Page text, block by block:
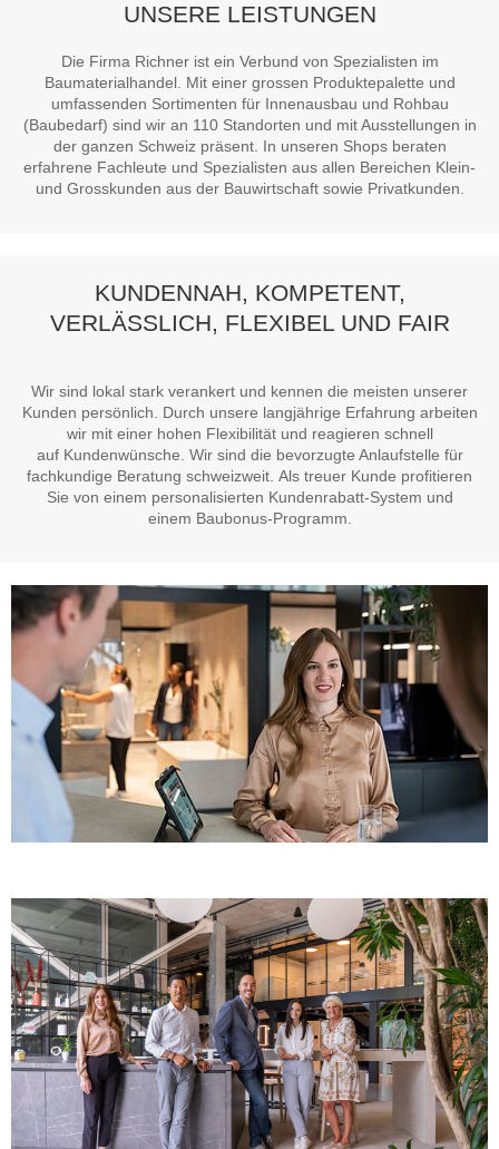
UNSERE LEISTUNGEN
Die Firma Richnerist ein Verbund von Spezialisten im
Baumaterialhandel. Mit einer grossen Produktepalette und
umfassenden Sortimenten für Innenausbau und Rohbau
(Baubedarf) sind wir an 110 Standorten und mit Ausstellungen in
der ganzen Schweiz präsent. In unseren Shops beraten
erfahrene Fachleute und Spezialisten aus allen Bereichen Klein-
und Grosskunden aus der Bauwirtschaft sowie Privatkunden.
KUNDENNAH, KOMPETENT,
VERLÄSSLICH, FLEXIBEL UND FAIR
Wir sind lokal stark verankert und kennen die meisten unserer
Kunden persönlich. Durch unsere langjährige Erfahrung arbeiten
wir mit einer hohen Flexibilitätund reagieren schnell
auf Kundenwünsche . Wir sind die bevorzugte Anlaufstelle für
fachkundige Beratung schweizweit . Als treuer Kunde profitieren
Sie von einem personalisierten Kundenrabatt-System und
einem Baubonus-Programm